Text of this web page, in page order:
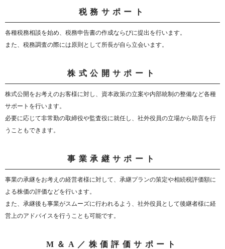
税務サポート
各種税務相談を始め、税務申告書の作成ならびに提出を行います。
また、税務調査の際には原則として所長が自ら立会います。
株式公開サポート
株式公開をお考えのお客様に対し、資本政策の立案や内部統制の整備など各種
サポートを行います。
必要に応じて非常勤の取締役や監査役に就任し、社外役員の立場から助言を行
うこともできます。
事業承継サポート
事業の承継をお考えの経営者様に対して、承継プランの策定や相続税評価額に
よる株価の評価などを行います。
また、承継後も事業がスムーズに行われるよう、社外役員として後継者様に経
営上のアドバイスを行うことも可能です。
M＆A／株価評価サポート